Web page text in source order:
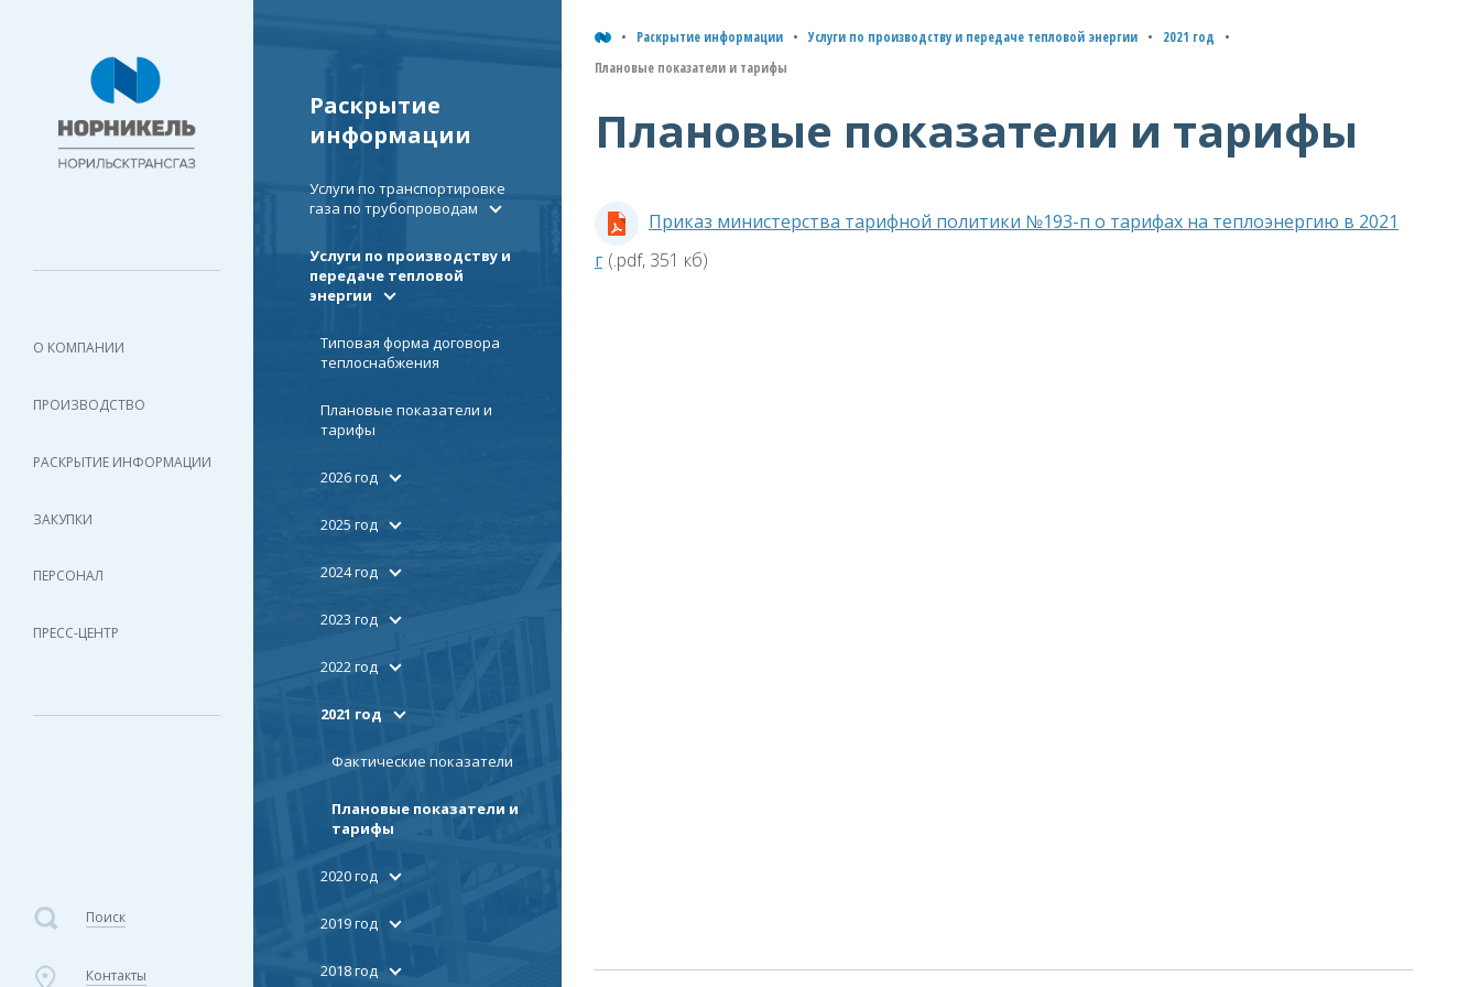
О КОМПАНИИ
ПРОИЗВОДСТВО
РАСКРЫТИЕ ИНФОРМАЦИИ
ЗАКУПКИ
ПЕРСОНАЛ
ПРЕСС-ЦЕНТР
Поиск
Контакты
Раскрытие
информации
Услуги по транспортировке
газа по трубопроводам
Услуги по производству и
передаче тепловой
энергии
Типовая форма договора
теплоснабжения
Плановые показатели и
тарифы
2026 год
2025 год
2024 год
2023 год
2022 год
2021 год
Фактические показатели
Плановые показатели и
тарифы
2020 год
2019 год
2018 год
Раскрытие информации Услуги по производству и передаче тепловой энергии
2021 год
Плановые показатели и тарифы
Плановые показатели и тарифы
Приказ министерства тарифной политики №193-п о тарифах на теплоэнергию в 2021
г (.pdf, 351 кб)